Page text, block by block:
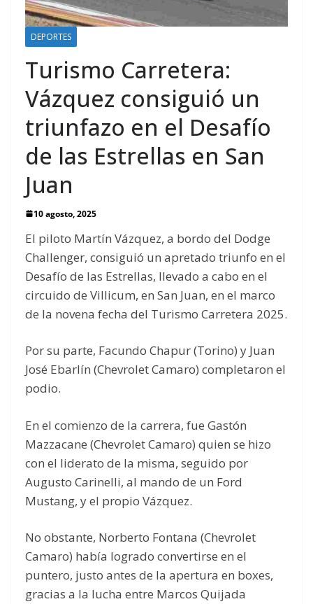
DEPORTES
Turismo Carretera:
Vázquez consiguió un
triunfazo en el Desafío
de las Estrellas en San
Juan
10 agosto, 2025
El piloto Martín Vázquez, a bordo del Dodge
Challenger, consiguió un apretado triunfo en el
Desafío de las Estrellas, llevado a cabo en el
circuido de Villicum, en San Juan, en el marco
de la novena fecha del Turismo Carretera 2025.
Por su parte, Facundo Chapur (Torino) y Juan
José Ebarlín (Chevrolet Camaro) completaron el
podio.
En el comienzo de la carrera, fue Gastón
Mazzacane (Chevrolet Camaro) quien se hizo
con el liderato de la misma, seguido por
Augusto Carinelli, al mando de un Ford
Mustang, y el propio Vázquez.
No obstante, Norberto Fontana (Chevrolet
Camaro) había logrado convertirse en el
puntero, justo antes de la apertura en boxes,
gracias a la lucha entre Marcos Quijada